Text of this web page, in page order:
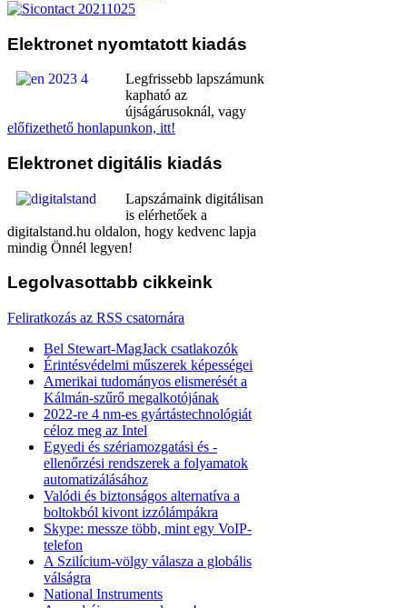
Elektronet nyomtatott kiadás
Legfrissebb lapszámunk
kapható az
újságárusoknál, vagy
előfizethető honlapunkon, itt!
Elektronet digitális kiadás
Lapszámaink digitálisan
is elérhetőek a
digitalstand.hu oldalon, hogy kedvenc lapja
mindig Önnél legyen!
Legolvasottabb cikkeink
Feliratkozás az RSS csatornára
Bel Stewart-MagJack csatlakozók
Érintésvédelmi műszerek képességei
Amerikai tudományos elismerését a
Kálmán-szűrő megalkotójának
2022-re 4 nm-es gyártástechnológiát
céloz meg az Intel
Egyedi és szériamozgatási és -
ellenőrzési rendszerek a folyamatok
automatizálásához
Valódi és biztonságos alternatíva a
boltokból kivont izzólámpákra
Skype: messze több, mint egy VoIP-
telefon
A Szilícium-völgy válasza a globális
válságra
National Instruments